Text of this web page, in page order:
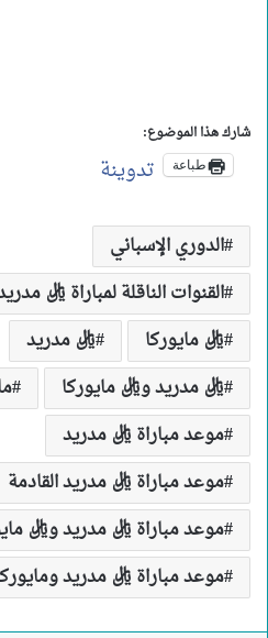
شارك هذا الموضوع:
طباعة تدوينة
الدوري الإسباني
القنوات الناقلة لمباراة ريال
ريال مايوركا
ريال مدريد
ريال مدريد وريال مايوركا
موعد مباراة ريال مدريد
موعد مباراة ريال مدريد القادمة
موعد مباراة ريال مدريد وريال
موعد مباراة ريال مدريد